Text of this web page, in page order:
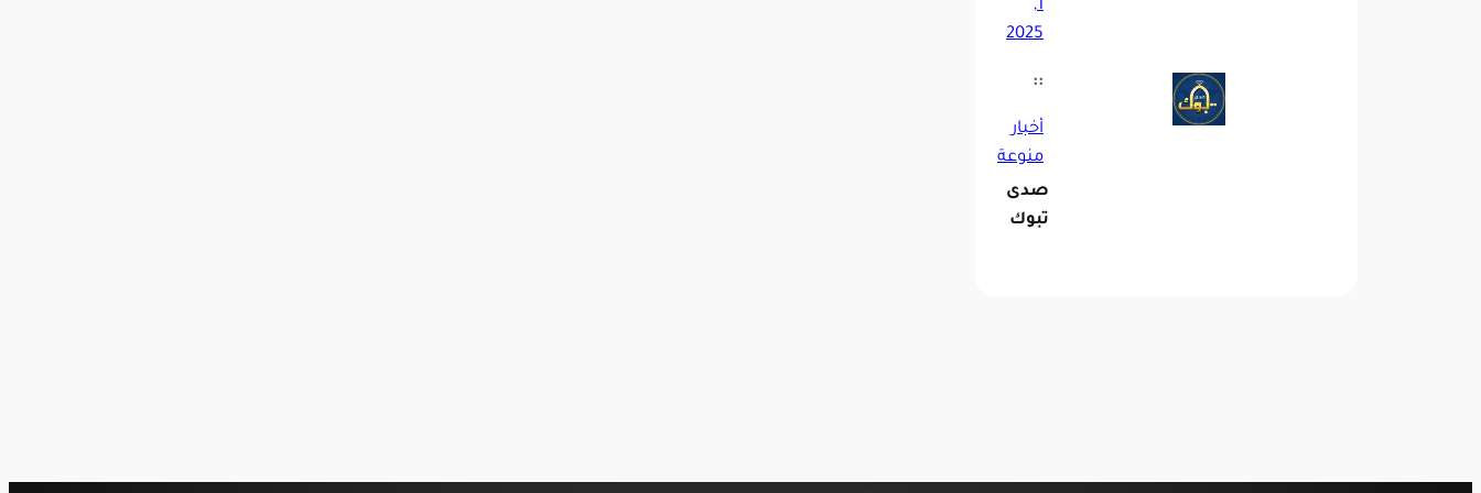
1,
2025
::
أخبار
منوعة
صدى
تبوك